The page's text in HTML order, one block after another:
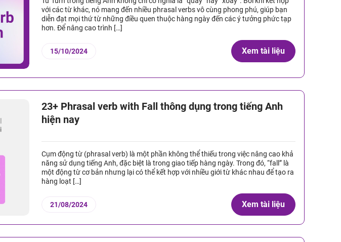
với các từ khác, nó mang đến nhiều phrasal verbs vô cùng phong phú, giúp bạn
diễn đạt mọi thứ từ những điều quen thuộc hàng ngày đến các ý tưởng phức tạp
hơn. Để nâng cao trình […]
15/10/2024 Xem tài liệu
23+ Phrasal verb with Fall thông dụng trong tiếng Anh
hiện nay
Cụm động từ (phrasal verb) là một phần không thể thiếu trong việc nâng cao khả
năng sử dụng tiếng Anh, đặc biệt là trong giao tiếp hàng ngày. Trong đó, “fall” là
một động từ cơ bản nhưng lại có thể kết hợp với nhiều giới từ khác nhau để tạo ra
hàng loạt […]
21/08/2024 Xem tài liệu